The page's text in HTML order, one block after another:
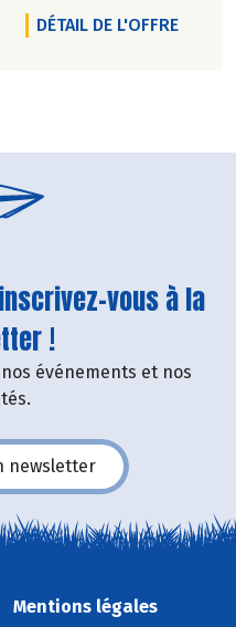
DÉTAIL DE L'OFFRE
vous à la
!
événements et nos
newsletter
Mentions légales